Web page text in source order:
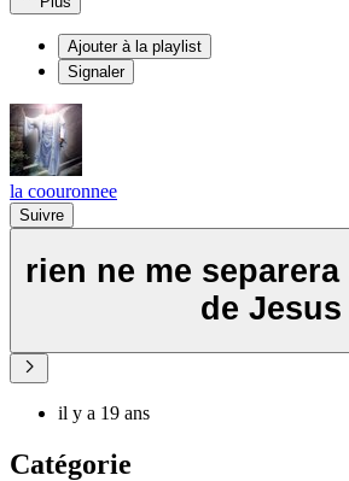
Ajouter à la playlist
Signaler
la coouronnee
Suivre
rien ne me
de Jesus
il y a 19 ans
Catégorie